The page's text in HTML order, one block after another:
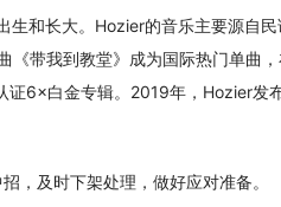
和长大。Hozier的音乐主要源自民
《带我到教堂》成为国际热门单曲
证6×白金专辑。2019年，Hozier发
，及时下架处理，做好应对准备。